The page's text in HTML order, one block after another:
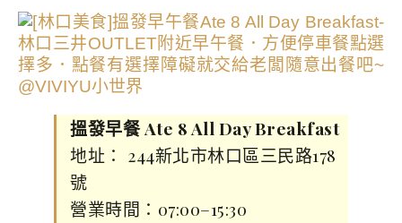
搵發早餐 Ate 8 All Day Breakfast
地址： 244新北市林口區三民路178
號
營業時間：07:00–15:30